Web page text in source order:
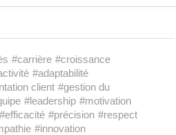
#carrière #croissance
#adaptabilité
client #gestion du
#leadership #motivation
#efficacité #précision #respect
#innovation